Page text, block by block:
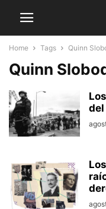
Home Tags Quinn
Quinn